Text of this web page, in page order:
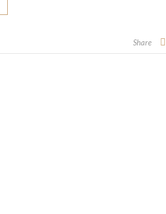
Share